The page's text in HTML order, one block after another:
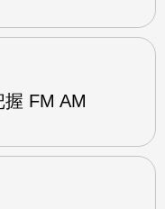
FM AM